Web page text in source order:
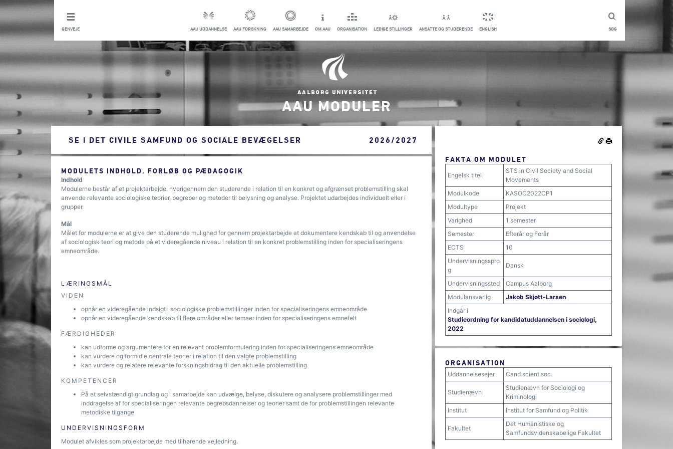
SØG
GENVEJE AAU UDDANNELSE AAU FORSKNING AAU SAMARBEJDE OM AAU ORGANISATION LEDIGE STILLINGER ANSATTE OG STUDERENDE ENGLISH
AAU MODULER
SE I DET CIVILE SAMFUND OG SOCIALE BEVÆGELSER 2026/2027
MODULETS INDHOLD, FORLØB OG PÆDAGOGIK
Indhold
Modulerne består af et projektarbejde, hvorigennem den studerende i relation til en konkret og afgrænset problemstilling skal
anvende relevante sociologiske teorier, begreber og metoder til belysning og analyse. Projektet udarbejdes individuelt eller i
grupper.
Mål
Målet for modulerne er at give den studerende mulighed for gennem projektarbejde at dokumentere kendskab til og anvendelse
af sociologisk teori og metode på et videregående niveau i relation til en konkret problemstilling inden for specialiseringens
emneområde.
LÆRINGSMÅL
VIDEN
opnår en videregående indsigt i sociologiske problemstillinger inden for specialiseringens emneområde
opnår en videregående kendskab til flere områder eller temaer inden for specialiseringens emnefelt
FÆRDIGHEDER
kan udforme og argumentere for en relevant problemformulering inden for specialiseringens emneområde
kan vurdere og formidle centrale teorier i relation til den valgte problemstilling
kan vurdere og relatere relevante forskningsbidrag til den aktuelle problemstilling
KOMPETENCER
På et selvstændigt grundlag og i samarbejde kan udvælge, belyse, diskutere og analysere problemstillinger med
inddragelse af for specialiseringen relevante begrebsdannelser og teorier samt de for problemstillingen relevante
metodiske tilgange
UNDERVISNINGSFORM
Modulet afvikles som projektarbejde med tilhørende vejledning.
FAKTA OM MODULET
Engelsk titel
STS in Civil Society and Social
Movements
Modulkode
KASOC2022CP1
Modultype
Projekt
Varighed
1 semester
Semester
Efterår og Forår
ECTS
10
Undervisningsspro
g
Dansk
Undervisningssted
Campus Aalborg
Modulansvarlig
Jakob Skjøtt-Larsen
Indgår i
Studieordning for kandidatuddannelsen i sociologi,
2022
ORGANISATION
Uddannelsesejer Cand.scient.soc.
Studienævn
Studienævn for Sociologi og
Kriminologi
Institut
Institut for Samfund og Politik
Fakultet
Det Humanistiske og
Samfundsvidenskabelige Fakultet